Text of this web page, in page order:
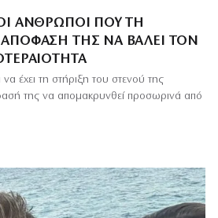
ΟΙ ΆΝΘΡΩΠΟΙ ΠΟΥ ΤΗ
ΤΗΣ ΝΑ ΒΆΛΕΙ ΤΟΝ
έχει τη στήριξη του στενού της
της να απομακρυνθεί προσωρινά από